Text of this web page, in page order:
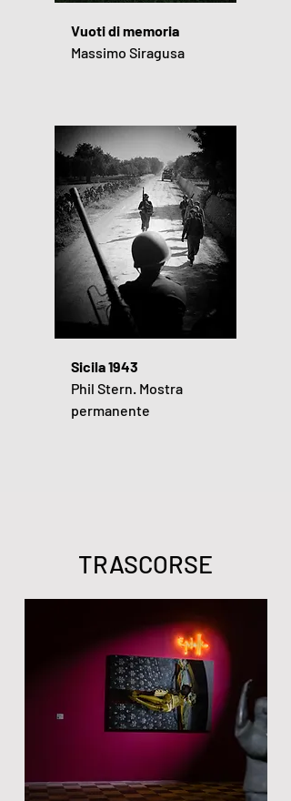
Vuoti di memoria
Massimo Siragusa
Sicila 1943
Phil Stern. Mostra
permanente
TRASCORSE